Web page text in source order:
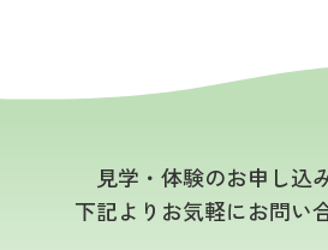
見学・体験のお申し込
下記よりお気軽にお問い